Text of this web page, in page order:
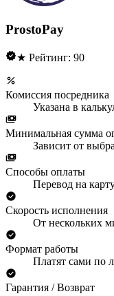
ProstoPay
★ Рейтинг: 90
Комиссия посредника
Указана в
Минимальная сумма
Зависит от
Способы оплаты
Перевод на
Скорость исполнения
От нескольких
Формат работы
Платят сами по
Гарантия / Возврат